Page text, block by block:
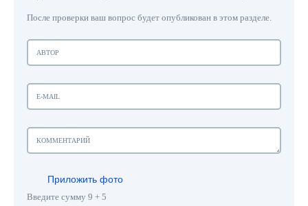
После проверки ваш вопрос будет опубликован в этом разделе.
Приложить фото
Введите сумму 9 + 5